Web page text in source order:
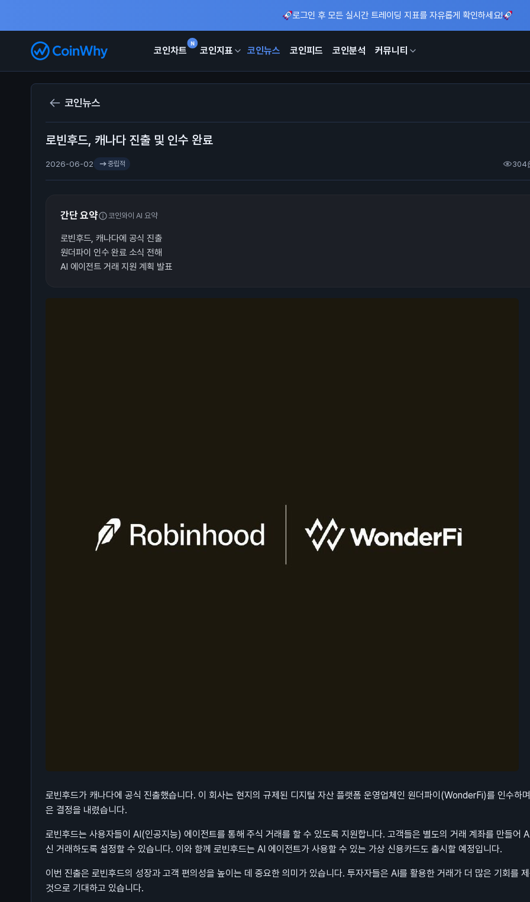
로그인 후 모든 실시간 트레이딩 지표를 자유롭게 확인하세요!
N
코인차트 코인지표 코인뉴스 코인피드 코인분석 커뮤니티
코인뉴스
로빈후드, 캐나다 진출 및 인수 완료
2026-06-02 중립적 304
간단 요약 코인와이 AI 요약
로빈후드, 캐나다에 공식 진출
원더파이 인수 완료 소식 전해
AI 에이전트 거래 지원 계획 발표
로빈후드가 캐나다에 공식 진출했습니다. 이 회사는 현지의 규제된 디지털 자산 플랫폼 운영업체인 원더파이(WonderFi)를 인수하
은 결정을 내렸습니다.
로빈후드는 사용자들이 AI(인공지능) 에이전트를 통해 주식 거래를 할 수 있도록 지원합니다. 고객들은 별도의 거래 계좌를 만들어
신 거래하도록 설정할 수 있습니다. 이와 함께 로빈후드는 AI 에이전트가 사용할 수 있는 가상 신용카드도 출시할 예정입니다.
이번 진출은 로빈후드의 성장과 고객 편의성을 높이는 데 중요한 의미가 있습니다. 투자자들은 AI를 활용한 거래가 더 많은 기회를
것으로 기대하고 있습니다.